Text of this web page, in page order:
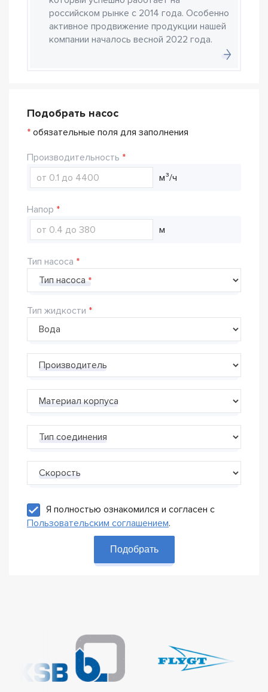
российском рынке с 2014 года. Особенно
активное продвижение продукции нашей
компании началось весной 2022 года.
Подобрать насос
* обязательные поля для заполнения
Производительность
м³/ч
Напор
м
Тип насоса
Тип насоса
Тип жидкости
Производитель
Материал корпуса
Тип соединения
Скорость
Я полностью ознакомился и согласен с
Пользовательским соглашением.
Подобрать